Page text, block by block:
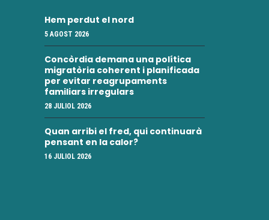
Hem perdut el nord
5 AGOST 2026
Concòrdia demana una política
migratòria coherent i planificada
per evitar reagrupaments
familiars irregulars
28 JULIOL 2026
Quan arribi el fred, qui continuarà
pensant en la calor?
16 JULIOL 2026